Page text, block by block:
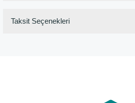
Taksit Seçenekleri